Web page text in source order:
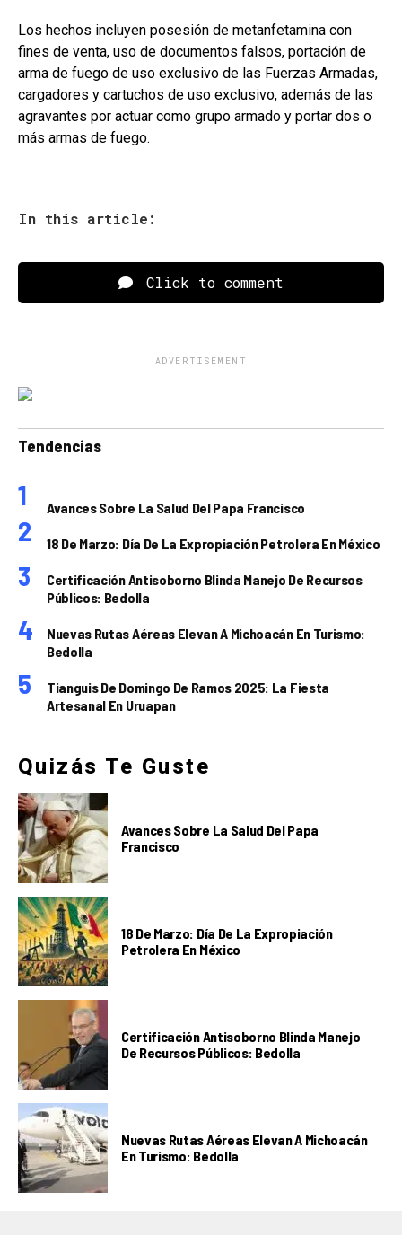
Los hechos incluyen posesión de metanfetamina con
fines de venta, uso de documentos falsos, portación de
arma de fuego de uso exclusivo de las Fuerzas Armadas,
cargadores y cartuchos de uso exclusivo, además de las
agravantes por actuar como grupo armado y portar dos o
más armas de fuego.
In this article:
Click to comment
ADVERTISEMENT
Tendencias
Avances Sobre La Salud Del Papa Francisco
18 De Marzo: Día De La Expropiación Petrolera En México
Certificación Antisoborno Blinda Manejo De Recursos
Públicos: Bedolla
Nuevas Rutas Aéreas Elevan A Michoacán En Turismo:
Bedolla
Tianguis De Domingo De Ramos 2025: La Fiesta
Artesanal En Uruapan
Quizás Te Guste
Avances Sobre La Salud Del Papa
Francisco
18 De Marzo: Día De La Expropiación
Petrolera En México
Certificación Antisoborno Blinda Manejo
De Recursos Públicos: Bedolla
Nuevas Rutas Aéreas Elevan A Michoacán
En Turismo: Bedolla